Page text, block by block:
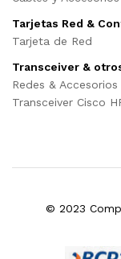
Tarjetas Red &
Tarjeta de Red
Transceiver &
Redes & Accesorios
Transceiver Cisco
© 2023